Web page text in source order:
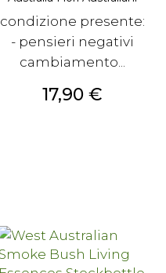
condizione presente:
- pensieri negativi
cambiamento...
Prezzo
17,90 €